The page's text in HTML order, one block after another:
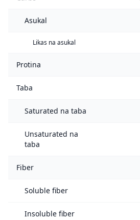
Asukal
Likas na asukal
Protina
Taba
Saturated na taba
Unsaturated na
taba
Fiber
Soluble fiber
Insoluble fiber